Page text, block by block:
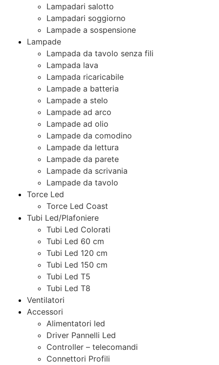
Lampadari salotto
Lampadari soggiorno
Lampade a sospensione
Lampade
Lampada da tavolo senza fili
Lampada lava
Lampada ricaricabile
Lampade a batteria
Lampade a stelo
Lampade ad arco
Lampade ad olio
Lampade da comodino
Lampade da lettura
Lampade da parete
Lampade da scrivania
Lampade da tavolo
Torce Led
Torce Led Coast
Tubi Led/Plafoniere
Tubi Led Colorati
Tubi Led 60 cm
Tubi Led 120 cm
Tubi Led 150 cm
Tubi Led T5
Tubi Led T8
Ventilatori
Accessori
Alimentatori led
Driver Pannelli Led
Controller – telecomandi
Connettori Profili